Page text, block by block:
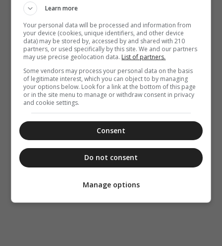
Learn more
Your personal data will be processed and information from
your device (cookies, unique identifiers, and other device
data) may be stored by, accessed by and shared with 210
partners, or used specifically by this site. We and our partners
may use precise geolocation data. List of partners.
Some vendors may process your personal data on the basis
of legitimate interest, which you can object to by managing
your options below. Look for a link at the bottom of this page
or in the site menu to manage or withdraw consent in privacy
and cookie settings.
Consent
Do not consent
Manage options